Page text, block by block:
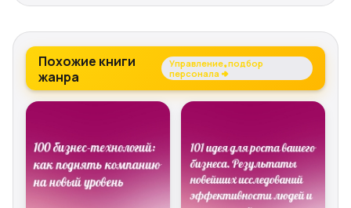
Похожие книги
жанра
Управление, подбор
персонала →